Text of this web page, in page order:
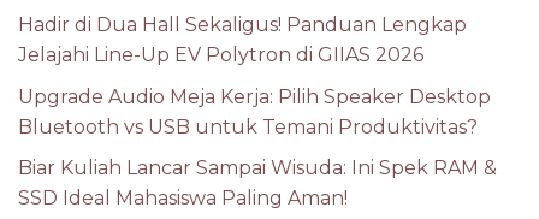
Hadir di Dua Hall Sekaligus! Panduan Lengkap
Jelajahi Line-Up EV Polytron di GIIAS 2026
Upgrade Audio Meja Kerja: Pilih Speaker Desktop
Bluetooth vs USB untuk Temani Produktivitas?
Biar Kuliah Lancar Sampai Wisuda: Ini Spek RAM &
SSD Ideal Mahasiswa Paling Aman!